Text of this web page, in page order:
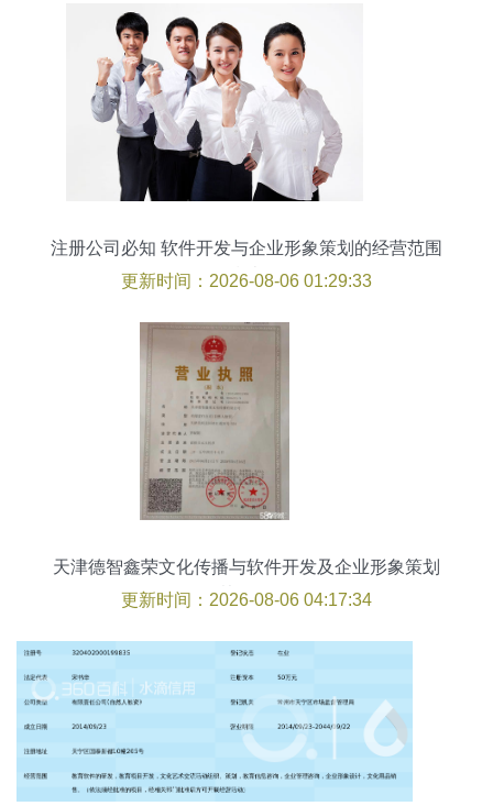
注册公司必知 软件开发与企业形象策划的经营范围
指南
更新时间：2026-08-06 01:29:33
天津德智鑫荣文化传播与软件开发及企业形象策划
的协同发展
更新时间：2026-08-06 04:17:34